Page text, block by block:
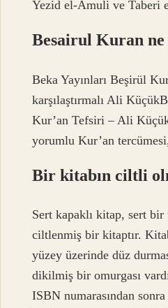
Yezid el-Amuli ve Taberi
Besairul Kuran
Beka Yayınları Beşirül
karşılaştırmalı Ali
Kur’an Tefsiri – Ali
yorumlu Kur’an
Bir kitabın ciltli
Sert kapaklı kitap, sert
ciltlenmiş bir kitaptır.
yüzey üzerinde düz
dikilmiş bir omurgası
ISBN numarasından